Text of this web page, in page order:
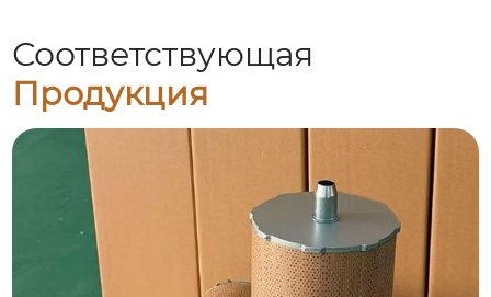
Соответствующая
Продукция